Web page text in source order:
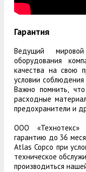
Гарантия
Ведущий мировой
оборудования
качества на свою
условии
Важно помнить,
расходные
предохранители и
ООО «Технотекс»
гарантию до 36
Atlas Copco при
техническое
производиться